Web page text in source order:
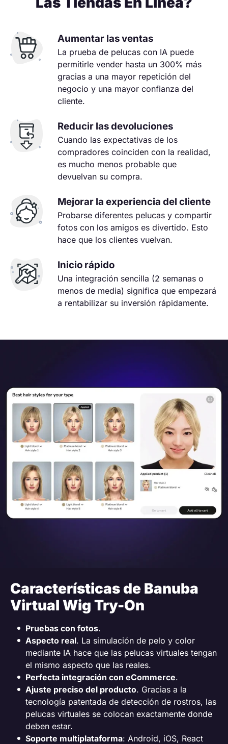
Aumentar las ventas
La prueba de pelucas con IA puede
permitirle vender hasta un 300% más
gracias a una mayor repetición del
negocio y una mayor confianza del
cliente.
Reducir las devoluciones
Cuando las expectativas de los
compradores coinciden con la realidad,
es mucho menos probable que
devuelvan su compra.
Mejorar la experiencia del cliente
Probarse diferentes pelucas y compartir
fotos con los amigos es divertido. Esto
hace que los clientes vuelvan.
Inicio rápido
Una integración sencilla (2 semanas o
menos de media) significa que empezará
a rentabilizar su inversión rápidamente.
Características de Banuba
Virtual Wig Try-On
Pruebas con fotos.
Aspecto real. La simulación de pelo y color
mediante IA hace que las pelucas virtuales tengan
el mismo aspecto que las reales.
Perfecta integración con eCommerce.
Ajuste preciso del producto. Gracias a la
tecnología patentada de detección de rostros, las
pelucas virtuales se colocan exactamente donde
deben estar.
Soporte multiplataforma: Android, iOS, React